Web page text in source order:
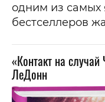
одним из самых
бестселлеров
«Контакт на
ЛеДонн